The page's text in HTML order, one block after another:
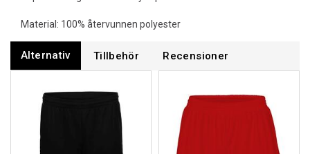
Material: 100% återvunnen polyester
Alternativ Tillbehör Recensioner